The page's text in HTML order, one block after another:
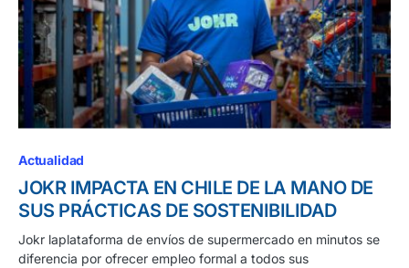
Actualidad
JOKR IMPACTA EN CHILE DE LA MANO DE
SUS PRÁCTICAS DE SOSTENIBILIDAD
Jokr laplataforma de envíos de supermercado en minutos se
diferencia por ofrecer empleo formal a todos sus